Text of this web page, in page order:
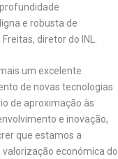
e robusta de
diretor do INL.
um excelente
de novas tecnologias
de aproximação às
e inovação,
que estamos a
económica do